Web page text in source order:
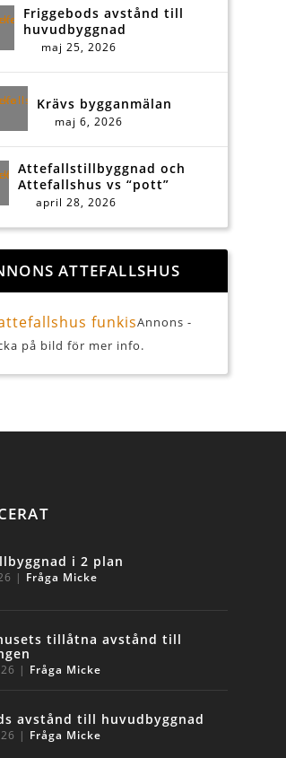
Friggebods avstånd till
huvudbyggnad
maj 25, 2026
Krävs bygganmälan
maj 6, 2026
Attefallstillbyggnad och
Attefallshus vs “pott”
april 28, 2026
ATTEFALLSHUS
Annons -
på bild för mer info.
i 2 plan
| Fråga Micke
tillåtna avstånd till
| Fråga Micke
avstånd till huvudbyggnad
| Fråga Micke